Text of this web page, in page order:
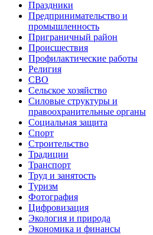
Праздники
Предпринимательство и
промышленность
Приграничный район
Происшествия
Профилактические работы
Религия
СВО
Сельское хозяйство
Силовые структуры и
правоохранительные органы
Социальная защита
Спорт
Строительство
Традиции
Транспорт
Труд и занятость
Туризм
Фотография
Цифровизация
Экология и природа
Экономика и финансы